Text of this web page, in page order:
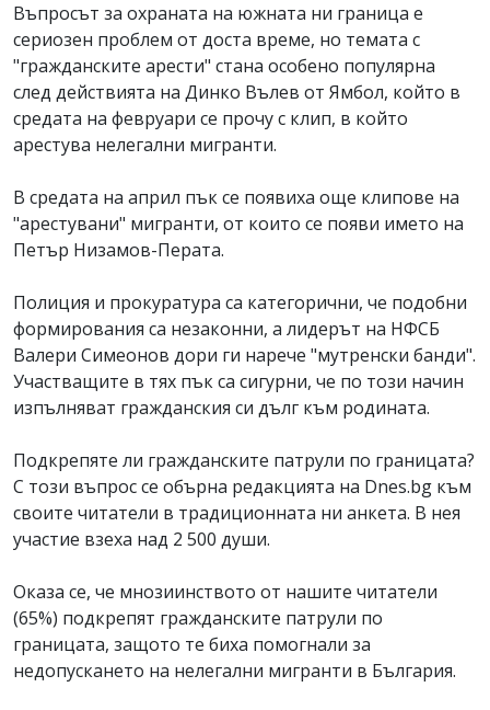
Въпросът за охраната на южната ни граница е
сериозен проблем от доста време, но темата с
"гражданските арести" стана особено популярна
след действията на Динко Вълев от Ямбол, който в
средата на февруари се прочу с клип, в който
арестува нелегални мигранти.
В средата на април пък се появиха още клипове на
"арестувани" мигранти, от които се появи името на
Петър Низамов-Перата.
Полиция и прокуратура са категорични, че подобни
формирования са незаконни, а лидерът на НФСБ
Валери Симеонов дори ги нарече "мутренски банди".
Участващите в тях пък са сигурни, че по този начин
изпълняват гражданския си дълг към родината.
Подкрепяте ли гражданските патрули по границата?
С този въпрос се обърна редакцията на Dnes.bg към
своите читатели в традиционната ни анкета. В нея
участие взеха над 2 500 души.
Оказа се, че мнозиинството от нашите читатели
(65%) подкрепят гражданските патрули по
границата, защото те биха помогнали за
недопускането на нелегални мигранти в България.